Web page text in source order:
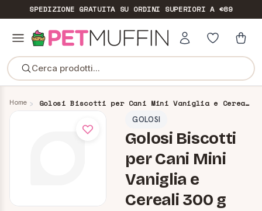
SPEDIZIONE GRATUITASU ORDINI SUPERIORI A €89
Cerca prodotti...
Home
Golosi Biscotti per Cani Mini Vaniglia e Cereali 300 g
GOLOSI
Golosi Biscotti
per Cani Mini
Vaniglia e
Cereali 300 g